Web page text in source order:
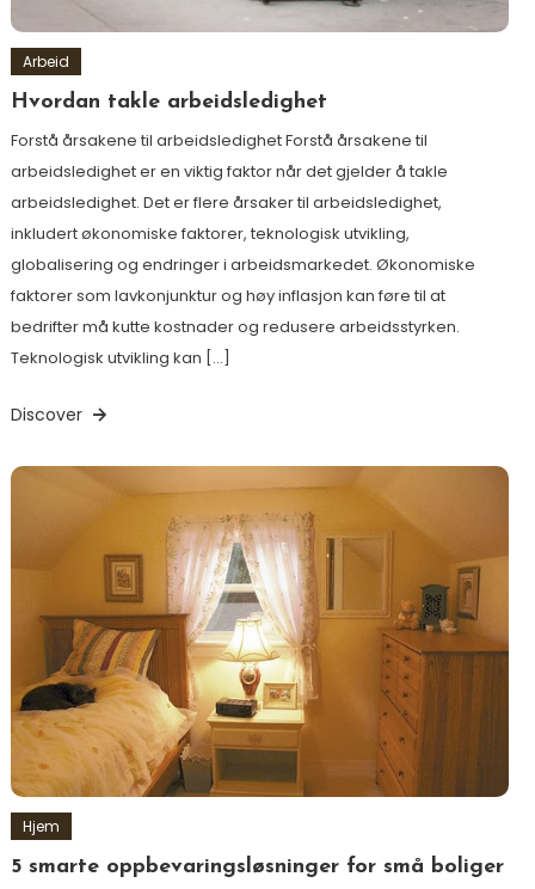
Arbeid
Hvordan takle arbeidsledighet
Forstå årsakene til arbeidsledighet Forstå årsakene til
arbeidsledighet er en viktig faktor når det gjelder å takle
arbeidsledighet. Det er flere årsaker til arbeidsledighet,
inkludert økonomiske faktorer, teknologisk utvikling,
globalisering og endringer i arbeidsmarkedet. Økonomiske
faktorer som lavkonjunktur og høy inflasjon kan føre til at
bedrifter må kutte kostnader og redusere arbeidsstyrken.
Teknologisk utvikling kan […]
Discover
Hjem
5 smarte oppbevaringsløsninger for små boliger